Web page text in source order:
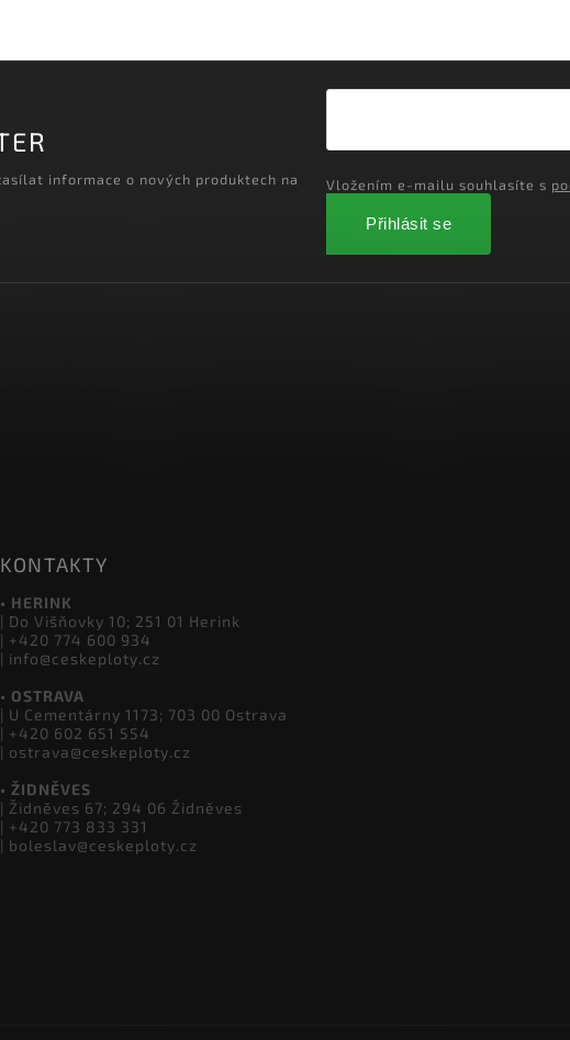
KONTAKTY
• HERINK
| Do Višňovky 10; 251 01 Herink
| +420 774 600 934
| info@ceskeploty.cz
• OSTRAVA
| U Cementárny 1173; 703 00 Ostrava
| +420 602 651 554
| ostrava@ceskeploty.cz